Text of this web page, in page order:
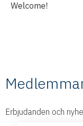
Welcome!
Erbjudanden och